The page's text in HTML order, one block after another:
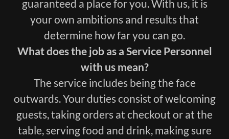
guaranteed a place for you. With us, it is
your own ambitions and results that
determine how far you can go.
What does the job as a Service Personnel
with us mean?
The service includes being the face
outwards. Your duties consist of welcoming
guests, taking orders at checkout or at the
table, serving food and drink, making sure